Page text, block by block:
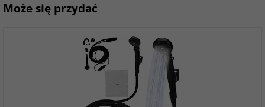
Może się przydać